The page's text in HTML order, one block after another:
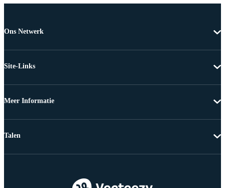
Ons Netwerk
Site-Links
Meer Informatie
Talen